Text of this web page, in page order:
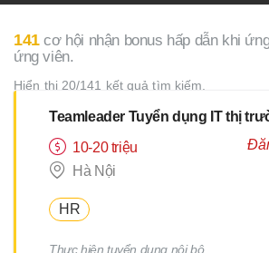
141cơ hội nhận bonus hấp dẫn khi
ứng viên.
Hiển thị 20/141 kết quả tìm kiếm.
10-20 triệu
Hà Nội
HR
Thực hiện tuyển dụng nội bộ